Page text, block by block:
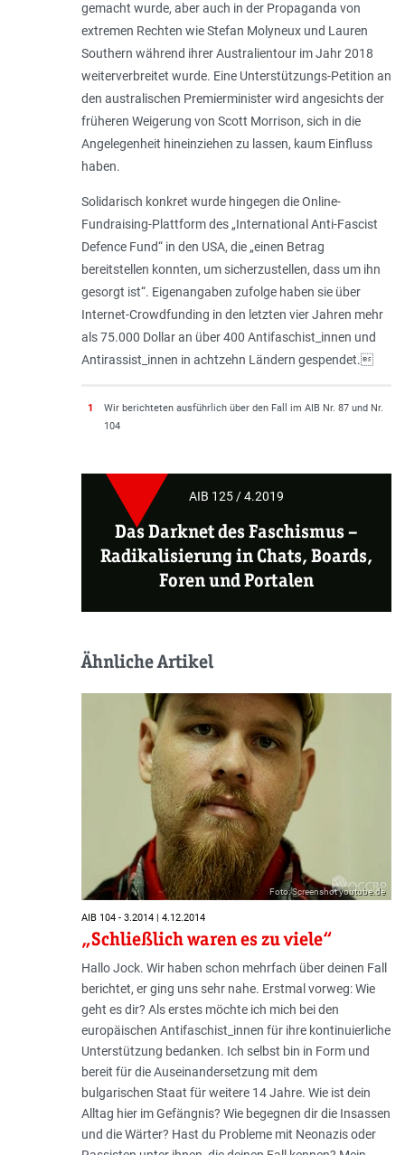
gemacht wurde, aber auch in der Propaganda von
extremen Rechten wie Stefan Molyneux und Lauren
Southern während ihrer Australientour im Jahr 2018
weiterverbreitet wurde. Eine Unterstützungs-Petition an
den australischen Premierminister wird angesichts der
früheren Weigerung von Scott Morrison, sich in die
Angelegenheit hineinziehen zu lassen, kaum Einfluss
haben.
Solidarisch konkret wurde hingegen die Online-
Fundraising-Plattform des „International Anti-Fascist
Defence Fund“ in den USA, die „einen Betrag
bereitstellen konnten, um sicherzustellen, dass um ihn
gesorgt ist“. Eigenangaben zufolge haben sie über
Internet-Crowdfunding in den letzten vier Jahren mehr
als 75.000 Dollar an über 400 Antifaschist_innen und
Antirassist_innen in achtzehn Ländern gespendet.
1
Wir berichteten ausführlich über den Fall im AIB Nr. 87 und Nr.
104
AIB 125 / 4.2019
Das Darknet des Faschismus–
Radikalisierung in Chats, Boards,
Foren und Portalen
Ähnliche Artikel
Foto: Screenshot youtube.de
AIB 104 - 3.2014 | 4.12.2014
„Schließlich waren es zu viele“
Hallo Jock. Wir haben schon mehrfach über deinen Fall
berichtet, er ging uns sehr nahe. Erstmal vorweg: Wie
geht es dir? Als erstes möchte ich mich bei den
europäischen Antifaschist_innen für ihre kontinuierliche
Unterstützung bedanken. Ich selbst bin in Form und
bereit für die Auseinandersetzung mit dem
bulgarischen Staat für weitere 14 Jahre. Wie ist dein
Alltag hier im Gefängnis? Wie begegnen dir die Insassen
und die Wärter? Hast du Probleme mit Neonazis oder